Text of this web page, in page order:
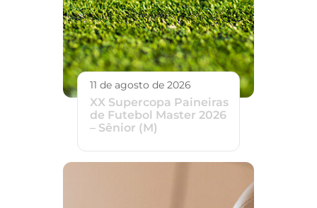
11 de agosto de 2026
XX Supercopa Paineiras
de Futebol Master 2026
– Sênior (M)